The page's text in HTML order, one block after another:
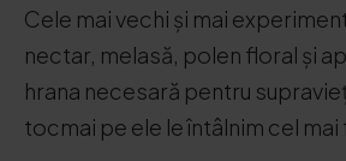
Cele mai vechi și mai
nectar, melasă, polen floral și
hrana necesară pentru
tocmai pe ele le întâlnim cel